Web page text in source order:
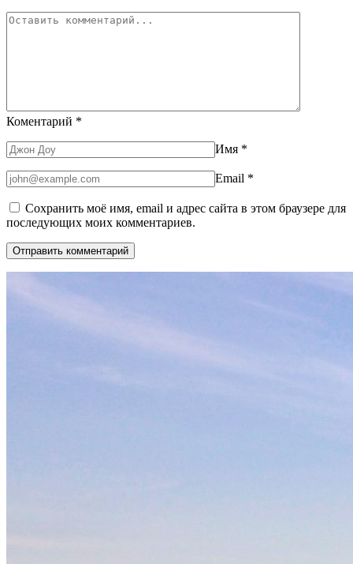
Коментарий *
Имя *
Email *
Сохранить моё имя, email и адрес сайта в этом браузере для
последующих моих комментариев.